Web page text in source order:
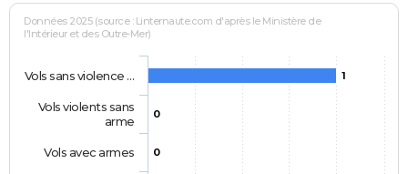
Données 2025 (source : Linternaute.com d'après le Ministère de
l'Intérieur et des Outre-Mer)
1
0
0
Vols sans violence …
Vols violents sans
arme
Vols avec armes